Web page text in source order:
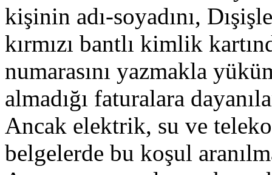
kişinin adı-soyadını,
kırmızı bantlı kimlik
numarasını yazmakla
almadığı faturalara
Ancak elektrik, su ve
belgelerde bu koşul